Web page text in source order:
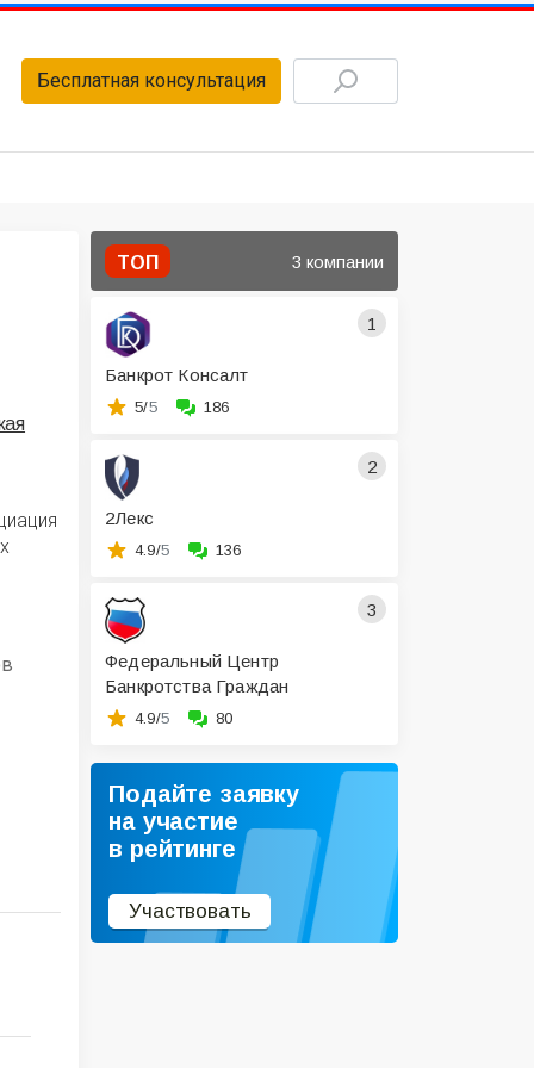
Бесплатная консультация
ТОП 3 компании
1
Банкрот Консалт
5/5 186
2
2Лекс
4.9/5 136
3
Федеральный Центр
Банкротства Граждан
4.9/5 80
Подайте заявку
на участие
в рейтинге
Участвовать